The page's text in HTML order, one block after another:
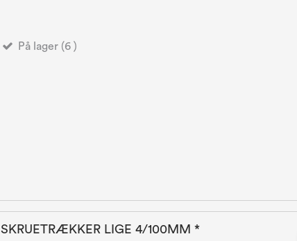
På lager (6 )
SKRUETRÆKKER LIGE 4/100MM *